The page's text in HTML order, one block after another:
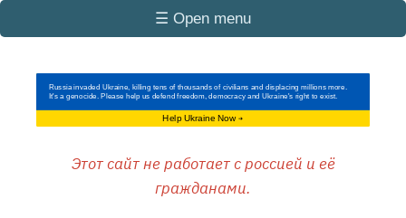
☰ Open menu
Russia invaded Ukraine, killing tens of thousands of civilians and displacing millions more.
It's a genocide. Please help us defend freedom, democracy and Ukraine's right to exist.
Help Ukraine Now➔
Этот сайт не работает с россией и её
гражданами.